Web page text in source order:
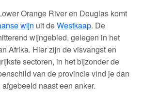
Orange River en Douglas komt
wijn uit deWestkaap. De
wijngebied, gelegen in het
Afrika. Hier zijn de visvangst en
sectoren, in het bijzonder de
van de provincie vind je dan
naast een anker.